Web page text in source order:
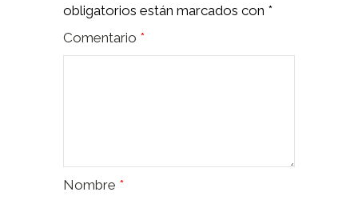
obligatorios están marcados con *
Comentario *
Nombre *